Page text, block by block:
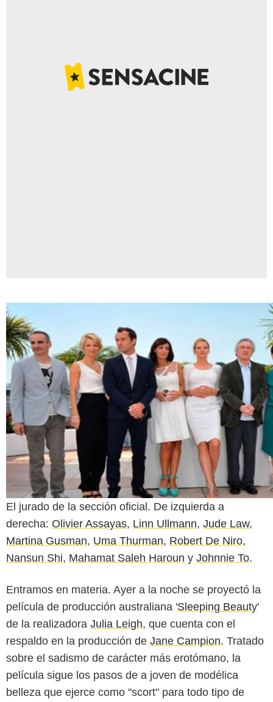
El jurado de la sección oficial. De izquierda a
derecha: Olivier Assayas, Linn Ullmann, Jude Law,
Martina Gusman, Uma Thurman, Robert De Niro,
Nansun Shi, Mahamat Saleh Haroun y Johnnie To.
Entramos en materia. Ayer a la noche se proyectó la
película de producción australiana 'Sleeping Beauty'
de la realizadora Julia Leigh, que cuenta con el
respaldo en la producción de Jane Campion. Tratado
sobre el sadismo de carácter más erotómano, la
película sigue los pasos de a joven de modélica
belleza que ejerce como "scort" para todo tipo de